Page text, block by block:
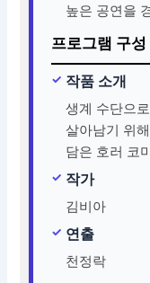
높은 공연을
프로그램 구성
작품 소개
생계 수단으
살아남기 위
담은 호러 코
작가
김비아
연출
천정락